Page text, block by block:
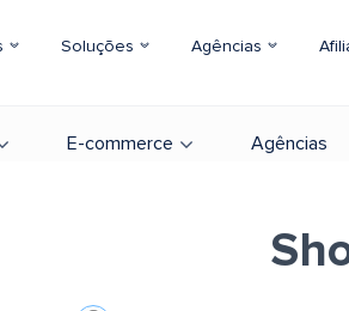
Soluções Agências
E-commerce Agências